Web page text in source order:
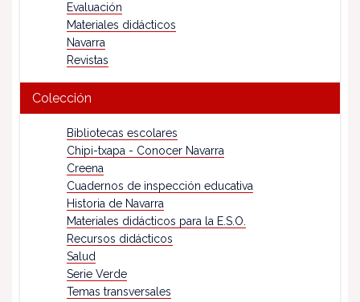
Evaluación
Materiales didácticos
Navarra
Revistas
Colección
Bibliotecas escolares
Chipi-txapa - Conocer Navarra
Creena
Cuadernos de inspección educativa
Historia de Navarra
Materiales didácticos para la E.S.O.
Recursos didácticos
Salud
Serie Verde
Temas transversales